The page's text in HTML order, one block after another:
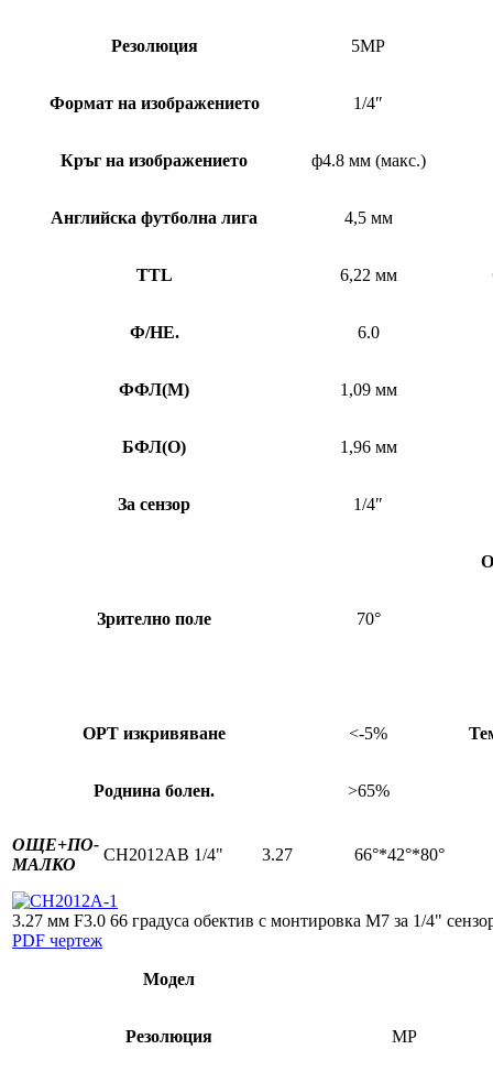
Резолюция 5MP
Формат на изображението 1/4″
Кръг на изображението ф4.8 мм (макс.)
Английска футболна лига 4,5 мм
TTL 6,22 мм
Ф/НЕ. 6.0
ФФЛ(M) 1,09 мм
БФЛ(O) 1,96 мм
За сензор 1/4″
Зрително поле 70°
OPT изкривяване <-5%
Роднина болен. >65%
ОЩЕ+ПО-
МАЛКО
CH2012AB 1/4" 3.27 66°*42°*80°
3.27 мм F3.0 66 градуса обектив с монтировка M7 за 1/4"
PDF чертеж
Модел
Резолюция MP